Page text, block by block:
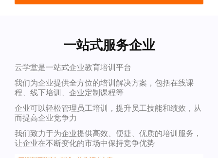
一站式服务企业
云学堂是一站式企业教育培训平台
我们为企业提供全方位的培训解决方案，包括在线课
程、线下培训、企业定制课程等
企业可以轻松管理员工培训，提升员工技能和绩效，从
而提高企业竞争力
我们致力于为企业提供高效、便捷、优质的培训服务，
让企业在不断变化的市场中保持竞争优势